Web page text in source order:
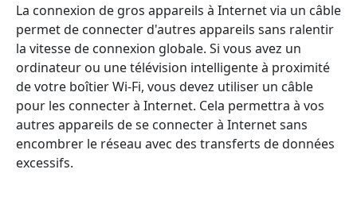
La connexion de gros appareils à Internet via un câble
permet de connecter d'autres appareils sans ralentir
la vitesse de connexion globale. Si vous avez un
ordinateur ou une télévision intelligente à proximité
de votre boîtier Wi-Fi, vous devez utiliser un câble
pour les connecter à Internet. Cela permettra à vos
autres appareils de se connecter à Internet sans
encombrer le réseau avec des transferts de données
excessifs.